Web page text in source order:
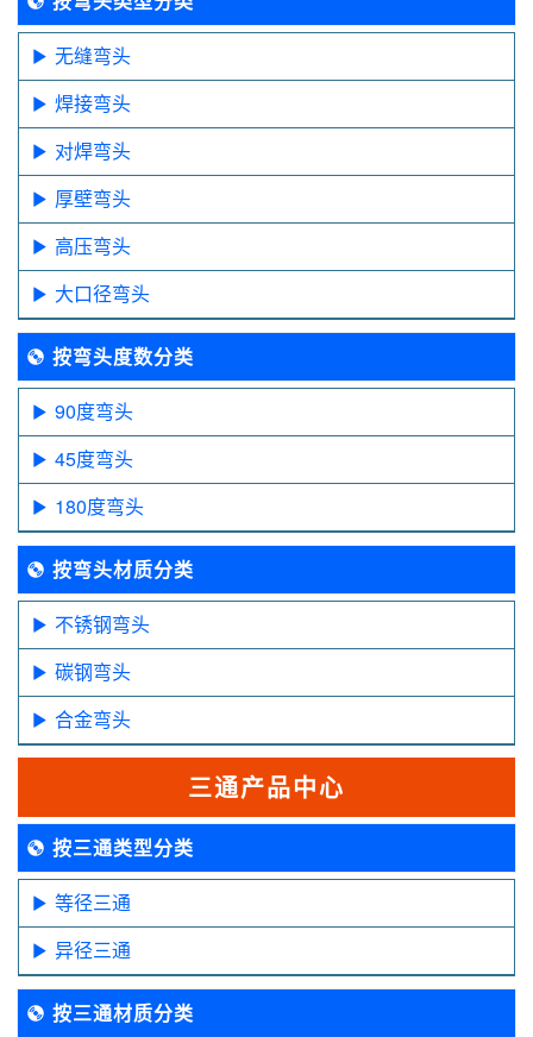
无缝弯头
焊接弯头
对焊弯头
厚壁弯头
高压弯头
大口径弯头
按弯头度数分类
90度弯头
45度弯头
180度弯头
按弯头材质分类
不锈钢弯头
碳钢弯头
合金弯头
三通产品中心
按三通类型分类
等径三通
异径三通
按三通材质分类